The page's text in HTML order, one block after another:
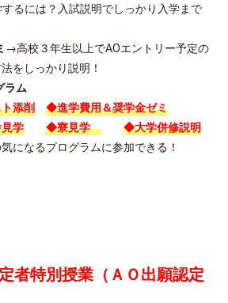
るには？入試説明でしっかり入学まで
→高校３年生以上でAOエントリー予定の
をしっかり説明！
ラム
添削
◆進学費用＆奨学金ゼミ
学 ◆寮見学
◆大学併修説明
になるプログラムに参加できる！
者特別授業（ＡＯ出願認定